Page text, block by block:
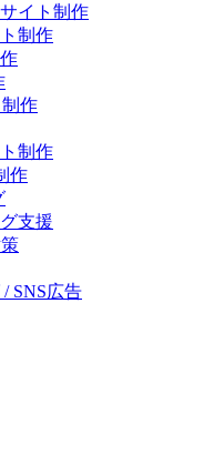
イト制作
制作
作
制作
作
支援
SNS広告